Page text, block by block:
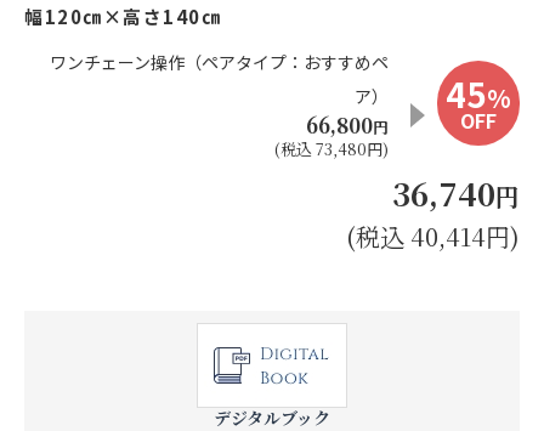
法人のお客様へ
幅120㎝×高さ140㎝
ワンチェーン操作（ペアタイプ：おすすめペ
ア）
66,800円
(税込 73,480円)
45%
OFF
36,740円
(税込 40,414円)
デジタルブック